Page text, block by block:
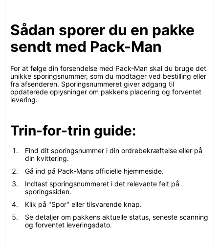
Sådan sporer du en pakke
sendt med Pack-Man
For at følge din forsendelse med Pack-Man skal du bruge det
unikke sporingsnummer, som du modtager ved bestilling eller
fra afsenderen. Sporingsnummeret giver adgang til
opdaterede oplysninger om pakkens placering og forventet
levering.
Trin-for-trin guide:
Find dit sporingsnummer i din ordrebekræftelse eller på
din kvittering.
Gå ind på Pack-Mans officielle hjemmeside.
Indtast sporingsnummeret i det relevante felt på
sporingssiden.
Klik på "Spor" eller tilsvarende knap.
Se detaljer om pakkens aktuelle status, seneste scanning
og forventet leveringsdato.